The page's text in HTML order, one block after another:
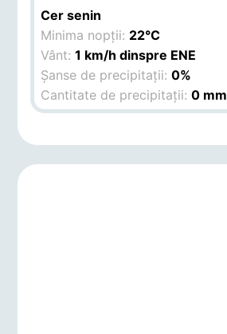
Cer senin
Minima nopții: 22°C
Vânt:1 km/h dinspre ENE
Șanse de precipitații:0%
Cantitate de precipitații:0 mm